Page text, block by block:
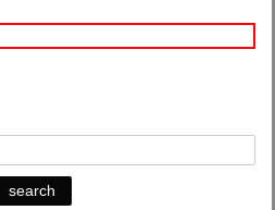
search